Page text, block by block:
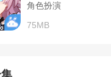
角色扮演
75MB